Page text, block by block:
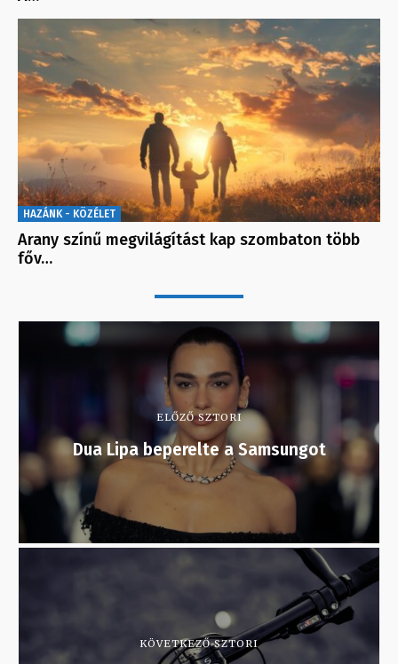
HAZÁNK - KÖZÉLET
Arany színű megvilágítást kap szombaton több
főv…
ELŐZŐ SZTORI
Dua Lipa beperelte a Samsungot
KÖVETKEZŐ SZTORI